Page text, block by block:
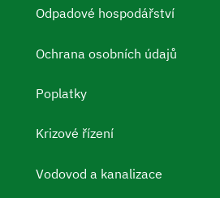
Odpadové hospodářství
Ochrana osobních údajů
Poplatky
Krizové řízení
Vodovod a kanalizace